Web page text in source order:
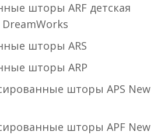
шторы ARF детская
шторы ARS
шторы ARP
шторы APS New
шторы APF New